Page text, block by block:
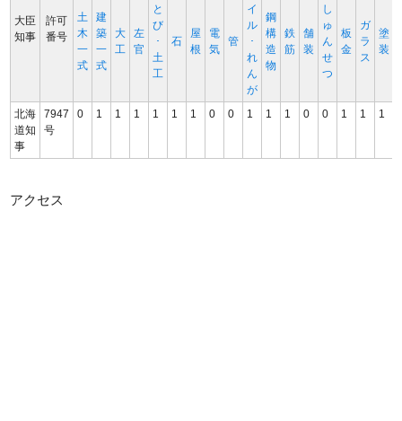
大臣
知事
許可
番号
土
木
一
式
建
築
一
式
大
工
左
官
と
び
･
土
工
石
屋
根
電
気
管
イ
ル
･
れ
ん
が
鋼
構
造
物
鉄
筋
舗
装
し
ゅ
ん
せ
つ
板
金
ガ
ラ
ス
塗
装
北海
道知
事
7947
号
0 1 1 1 1 1 1 0 0 1 1 1 0 0 1 1 1
アクセス